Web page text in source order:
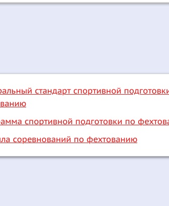
стандарт спортивной
спортивной подготовки по
соревнований по фехтованию